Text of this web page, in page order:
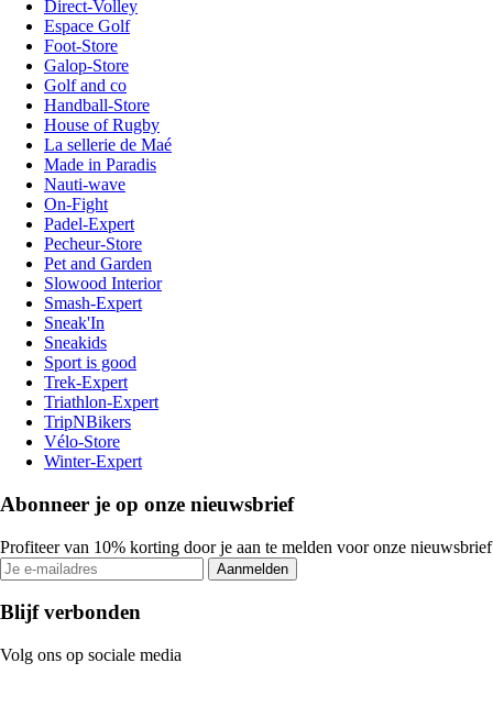
Direct-Volley
Espace Golf
Foot-Store
Galop-Store
Golf and co
Handball-Store
House of Rugby
La sellerie de Maé
Made in Paradis
Nauti-wave
On-Fight
Padel-Expert
Pecheur-Store
Pet and Garden
Slowood Interior
Smash-Expert
Sneak'In
Sneakids
Sport is good
Trek-Expert
Triathlon-Expert
TripNBikers
Vélo-Store
Winter-Expert
Abonneer je op onze nieuwsbrief
Profiteer van 10% korting door je aan te melden voor onze nieuwsbrief
Aanmelden
Blijf verbonden
Volg ons op sociale media